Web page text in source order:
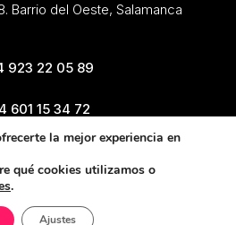
Barrio del Oeste, Salamanca
923 22 05 89
601 15 34 72
zoes@zoes.es
la mejor experiencia en
qué cookies utilizamos o
.
Ajustes